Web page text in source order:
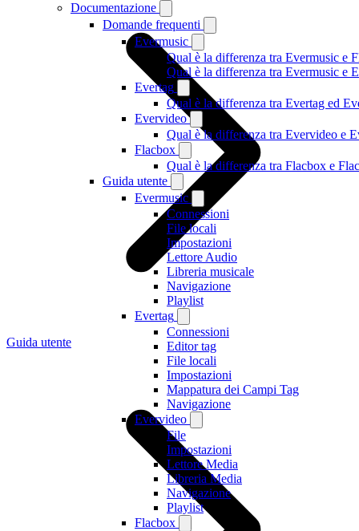
Documentazione
Domande frequenti
Evermusic
Qual è la differenza tra Evermusic e
Qual è la differenza tra Evermusic e
Evertag
Qual è la differenza tra Evertag ed
Evervideo
Qual è la differenza tra Evervideo e
Flacbox
Qual è la differenza tra Flacbox e
Guida utente
Evermusic
Connessioni
File locali
Impostazioni
Lettore Audio
Libreria musicale
Navigazione
Playlist
Evertag
Connessioni
Editor tag
File locali
Impostazioni
Mappatura dei Campi Tag
Navigazione
Evervideo
File
Impostazioni
Lettore Media
Libreria Media
Navigazione
Playlist
Flacbox
Guida utente